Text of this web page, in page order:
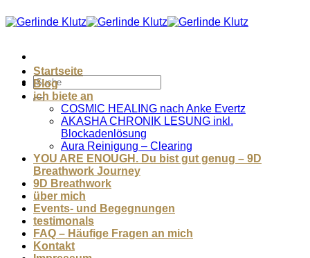
Inhalt
Startseite
Blog
ich biete an
COSMIC HEALING nach Anke Evertz
AKASHA CHRONIK LESUNG inkl.
Blockadenlösung
Aura Reinigung – Clearing
YOU ARE ENOUGH. Du bist gut genug – 9D
Breathwork Journey
9D Breathwork
über mich
Events- und Begegnungen
testimonals
FAQ – Häufige Fragen an mich
Kontakt